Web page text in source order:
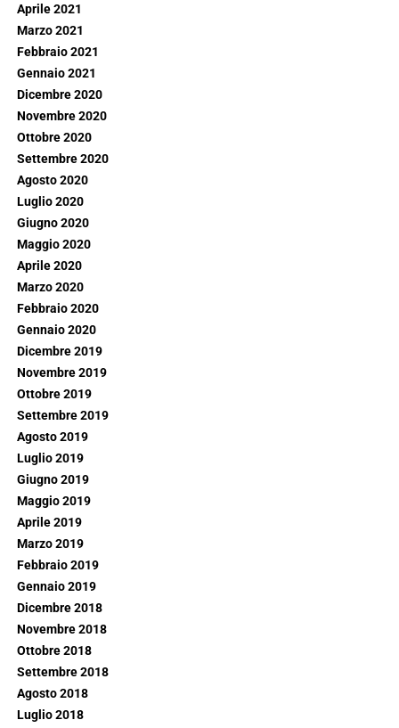
Aprile 2021
Marzo 2021
Febbraio 2021
Gennaio 2021
Dicembre 2020
Novembre 2020
Ottobre 2020
Settembre 2020
Agosto 2020
Luglio 2020
Giugno 2020
Maggio 2020
Aprile 2020
Marzo 2020
Febbraio 2020
Gennaio 2020
Dicembre 2019
Novembre 2019
Ottobre 2019
Settembre 2019
Agosto 2019
Luglio 2019
Giugno 2019
Maggio 2019
Aprile 2019
Marzo 2019
Febbraio 2019
Gennaio 2019
Dicembre 2018
Novembre 2018
Ottobre 2018
Settembre 2018
Agosto 2018
Luglio 2018